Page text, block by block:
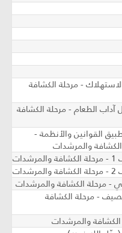
الاستهلاك - مرحلة الكشافة
حول آداب الطعام - مرحلة الكشافة
تطبيق القوانين والأنظمة -
والمرشدات
في الصيف ​- مرحلة الكشافة